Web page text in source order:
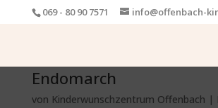
069 - 80 90 7571 info@offenbach-
Endomarch
von Kinderwunschzentrum Offenbach |